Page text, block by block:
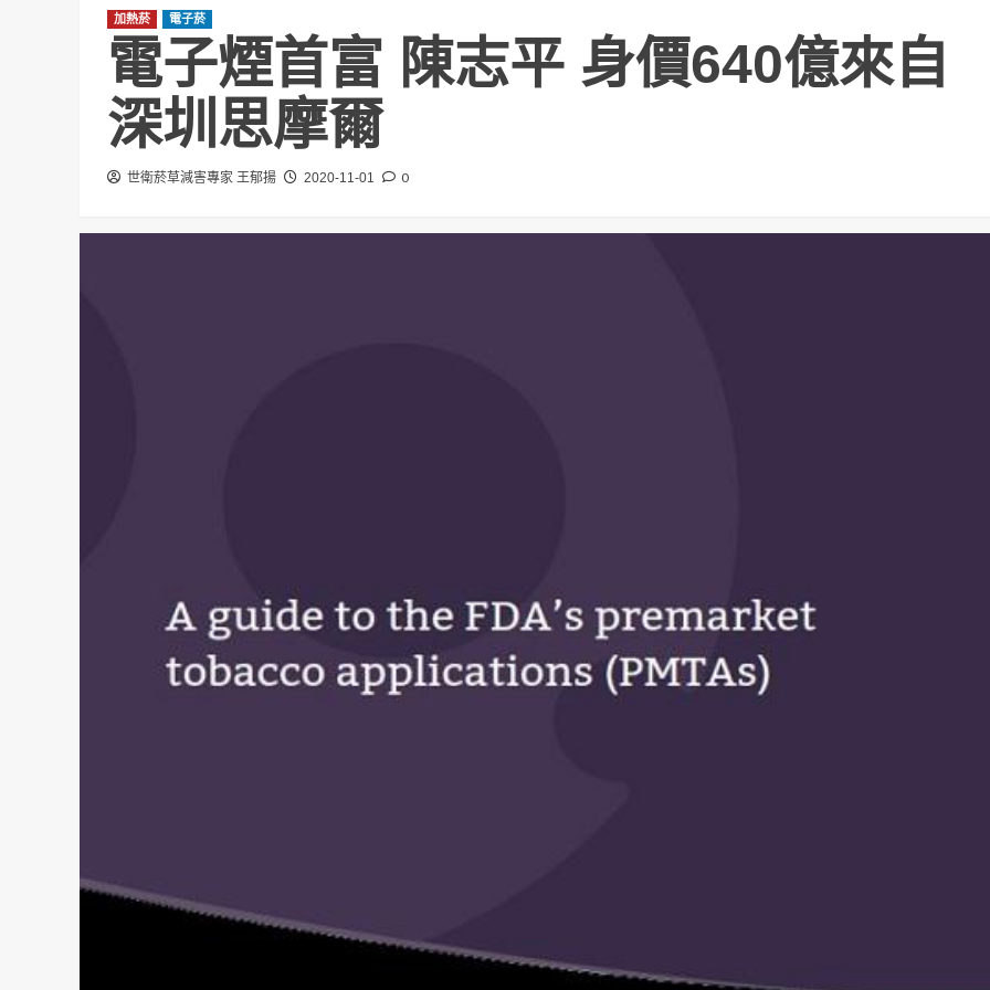
加熱菸 電子菸
電子煙首富 陳志平 身價640億來自
深圳思摩爾
世衛菸草減害專家 王郁揚 2020-11-01 0